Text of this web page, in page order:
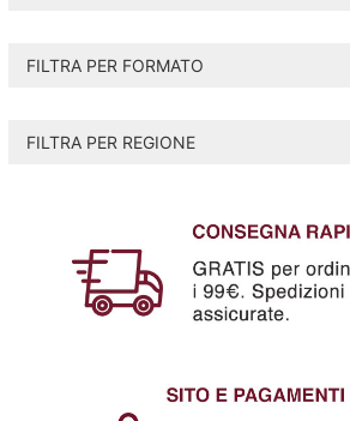
FILTRA PER FORMATO
FILTRA PER REGIONE